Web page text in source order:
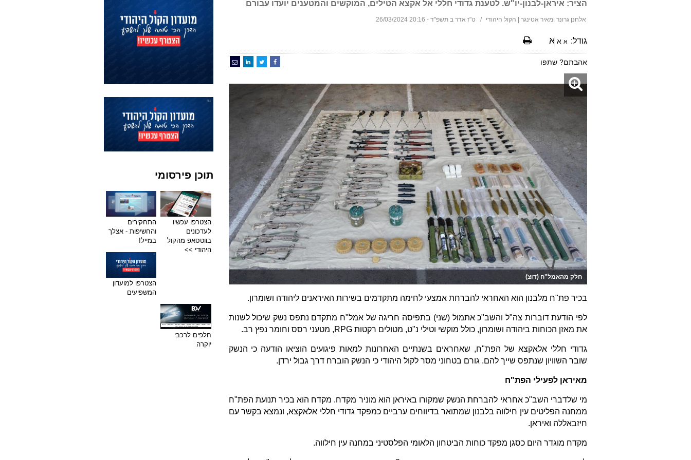
הציר: איראן-לבנון-יו"ש. לטענת גדודי חללי אל אקצא הטילים, המוקשים והמטענים יועדו עבורם
אלחנן גרונר ומאיר אטינגר | הקול היהודי ט"ז אדר ב תשפ"ד - 20:16 26/03/2024
גודל: א א א
אהבתם? שתפו
חלק מהאמל"ח (דוצ)
בכיר פת"ח מלבנון הוא האחראי להברחת אמצעי לחימה מתקדמים בשירות האיראנים ליהודה ושומרון.
לפי הודעת דוברות צה"ל והשב"כ אתמול (שני) בתפיסה חריגה של אמל"ח מתקדם נתפס נשק שיכול לשנות
את מאזן הכוחות ביהודה ושומרון, כולל מוקשי וטילי נ"ט, מטולים רקטות RPG, מטעני רסס וחומר נפץ רב.
גדודי חללי אלאקצא של הפת"ח, שאחראים בשנתיים האחרונות למאות פיגועים הוציאו הודעה כי הנשק
שובר השוויון שנתפס שייך להם. גורם בטחוני מסר לקול היהודי כי הנשק הוברח דרך גבול ירדן.
מאיראן לפעילי הפת"ח
מי שלדברי השב"כ אחראי להברחת הנשק שמקורו באיראן הוא מוניר מקדח. מקדח הוא בכיר תנועת הפת"ח
ממחנה הפליטים עין חילווה בלבנון שמתואר בדיווחים ערביים כמפקד גדודי חללי אלאקצא, ונמצא בקשר עם
חיזבאללה ואיראן.
מקדח מוגדר היום כסגן מפקד כוחות הביטחון הלאומי הפלסטיני במחנה עין חילווה.
תוכן פירסומי
הצטרפו עכשיו
לעדכונים
בווטסאפ מהקול
היהודי >>
התחקירים
והחשיפות - אצלך
במייל!
הצטרפו למועדון
המשפיעים
חלפים לרכבי
יוקרה